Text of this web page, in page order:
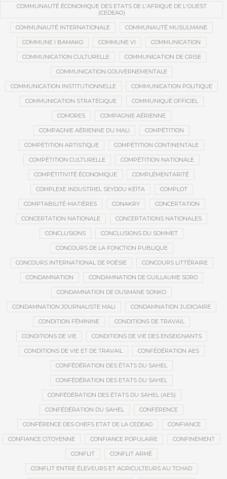
COMMUNAUTÉ ÉCONOMIQUE DES ETATS DE L'AFRIQUE DE L'OUEST
(CEDEAO)
COMMUNAUTÉ INTERNATIONALE COMMUNAUTÉ MUSULMANE
COMMUNE I BAMAKO COMMUNE VI COMMUNICATION
COMMUNICATION CULTURELLE COMMUNICATION DE CRISE
COMMUNICATION GOUVERNEMENTALE
COMMUNICATION INSTITUTIONNELLE COMMUNICATION POLITIQUE
COMMUNICATION STRATÉGIQUE COMMUNIQUÉ OFFICIEL
COMORES COMPAGNIE AÉRIENNE
COMPAGNIE AÉRIENNE DU MALI COMPÉTITION
COMPÉTITION ARTISTIQUE COMPÉTITION CONTINENTALE
COMPÉTITION CULTURELLE COMPÉTITION NATIONALE
COMPÉTITIVITÉ ÉCONOMIQUE COMPLÉMENTARITÉ
COMPLEXE INDUSTRIEL SEYDOU KÉÏTA COMPLOT
COMPTABILITÉ-MATIÈRES CONAKRY CONCERTATION
CONCERTATION NATIONALE CONCERTATIONS NATIONALES
CONCLUSIONS CONCLUSIONS DU SOMMET
CONCOURS DE LA FONCTION PUBLIQUE
CONCOURS INTERNATIONAL DE POÉSIE CONCOURS LITTÉRAIRE
CONDAMNATION CONDAMNATION DE GUILLAUME SORO
CONDAMNATION DE OUSMANE SONKO
CONDAMNATION JOURNALISTE MALI CONDAMNATION JUDICIAIRE
CONDITION FÉMININE CONDITIONS DE TRAVAIL
CONDITIONS DE VIE CONDITIONS DE VIE DES ENSEIGNANTS
CONDITIONS DE VIE ET DE TRAVAIL CONFÉDÉRATION AES
CONFÉDÉRATION DES ÉTATS DU SAHEL
CONFÉDÉRATION DES ETATS DU SAHEL
CONFÉDÉRATION DES ÉTATS DU SAHEL (AES)
CONFÉDÉRATION DU SAHEL CONFÉRENCE
CONFÉRENCE DES CHEFS ETAT DE LA CEDEAO CONFIANCE
CONFIANCE CITOYENNE CONFIANCE POPULAIRE CONFINEMENT
CONFLIT CONFLIT ARMÉ
CONFLIT ENTRE ÉLEVEURS ET AGRICULTEURS AU TCHAD